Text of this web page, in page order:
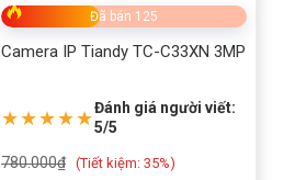
Đã bán 125
Camera IP Tiandy TC-C33XN 3MP
★★★★★Đánh giá người viết:
5/5
780.000₫ (Tiết kiệm: 35%)